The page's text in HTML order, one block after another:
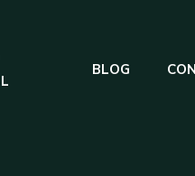
BLOG